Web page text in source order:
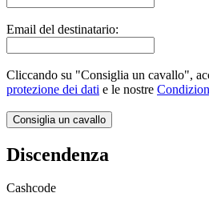
Email del destinatario:
Cliccando su "Consiglia un cavallo",
protezione dei dati e le nostre
Discendenza
Cashcode